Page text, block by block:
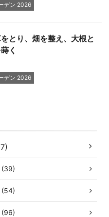
デン 2026
とり、畑を整え、大根と
く
デン 2026
(39)
(54)
(96)